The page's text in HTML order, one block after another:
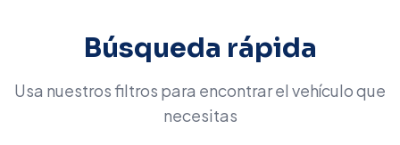
Búsqueda rápida
Usa nuestros filtros para encontrar el vehículo que
necesitas